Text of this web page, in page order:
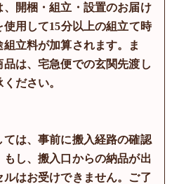
開梱・組立・設置のお届け
用して15分以上の組立て時
立料が加算されます。ま
は、宅急便での玄関先渡し
ださい。
は、事前に搬入経路の確認
し、搬入口からの納品が出
はお受けできません。ご了